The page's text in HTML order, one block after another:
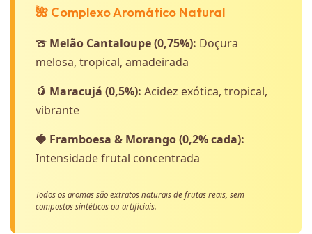
🌺 Complexo Aromático Natural
🍈 Melão Cantaloupe (0,75%): Doçura
melosa, tropical, amadeirada
🥭 Maracujá (0,5%): Acidez exótica, tropical,
vibrante
🍓 Framboesa & Morango (0,2% cada):
Intensidade frutal concentrada
Todos os aromas são extratos naturais de frutas reais, sem
compostos sintéticos ou artificiais.